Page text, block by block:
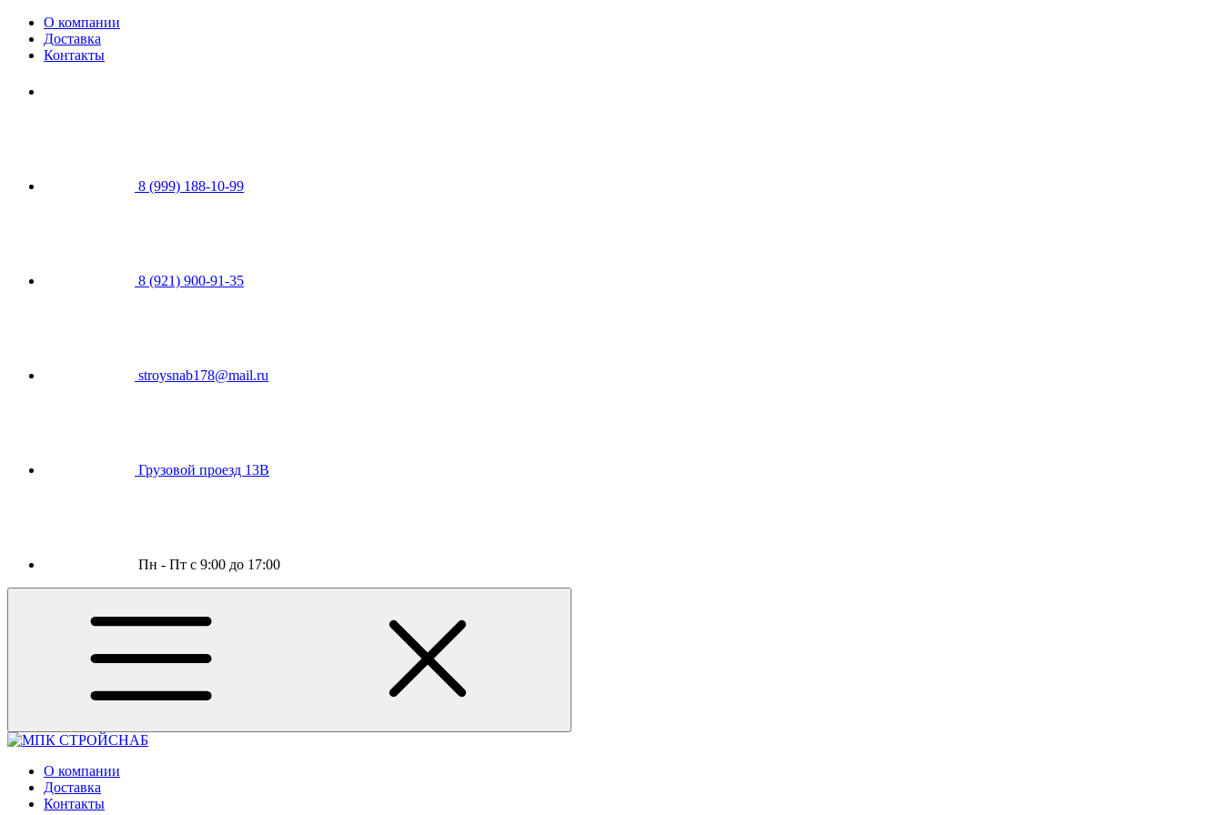
О компании
Доставка
Контакты
8 (999) 188-10-99
8 (921) 900-91-35
stroysnab178@mail.ru
Грузовой проезд 13В
Пн - Пт с 9:00 до 17:00
О компании
Доставка
Контакты